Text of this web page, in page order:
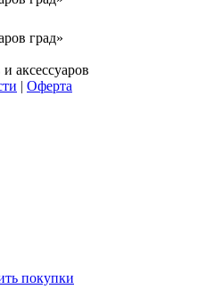
аксессуаров
| Оферта
покупки